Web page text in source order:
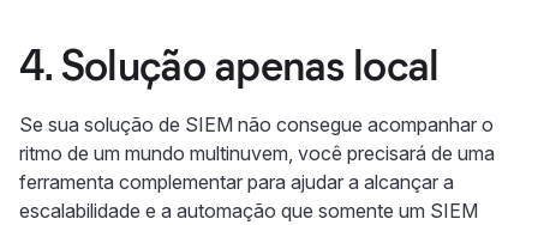
4. Solução apenas local
Se sua solução de SIEM não consegue acompanhar o
ritmo de um mundo multinuvem, você precisará de uma
ferramenta complementar para ajudar a alcançar a
escalabilidade e a automação que somente um SIEM